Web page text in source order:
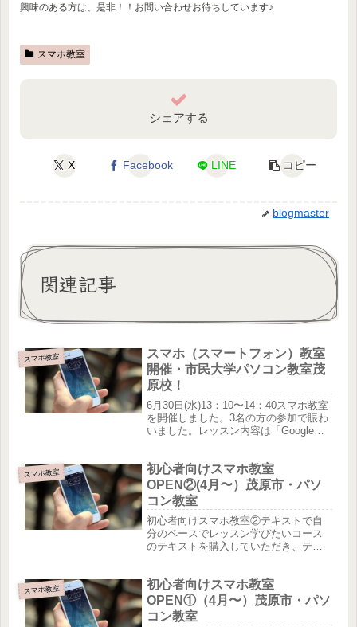
興味のある方は、是非！！お問い合わせお待ちしています♪
スマホ教室
シェアする
X Facebook LINE コピー
blogmaster
関連記事
スマホ教室
スマホ（スマートフォン）教室
開催・市民大学パソコン教室茂
原校！
6月30日(水)13：10〜14：40スマホ教室
を開催しました。3名の方の参加で賑わ
いました。レッスン内容は「Googleマ
ら役に立ちそうです！アメリカの自由
の女神をみまし...
スマホ教室
初心者向けスマホ教室
OPEN②(4月〜）茂原市・パソ
コン教室
初心者向けスマホ教室②テキストで自
分のペースでレッスン学びたいコース
のテキストを購入していただき、テキ
インストラクターに聞いてその場で解
決！Android・iPhone・ら...
スマホ教室
初心者向けスマホ教室
OPEN①（4月〜）茂原市・パソ
コン教室